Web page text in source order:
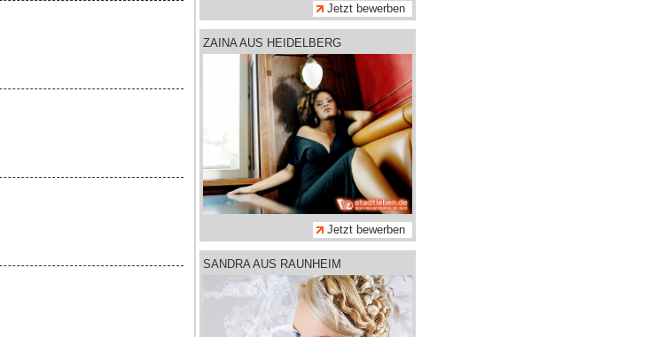
Jetzt bewerben
ZAINA AUS HEIDELBERG
Jetzt bewerben
SANDRA AUS RAUNHEIM